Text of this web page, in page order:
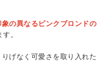
の異なるピンクブロンドの
す。
げなく可愛さを取り入れた